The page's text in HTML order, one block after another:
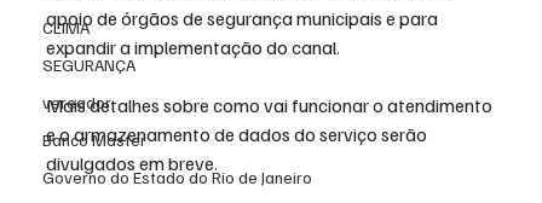
CLIMA
SEGURANÇA
vereador
Banco Master
Governo do Estado do Rio de Janeiro
apoio de órgãos de segurança municipais e para
expandir a implementação do canal.
Mais detalhes sobre como vai funcionar o atendimento
e o armazenamento de dados do serviço serão
divulgados em breve.